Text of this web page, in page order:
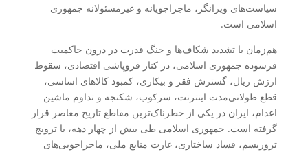
سیاست‌های ویرانگر، ماجراجویانه و غیرمسئولانه جمهوری
اسلامی است.
هم‌زمان با تشدید شکاف‌ها و جنگ قدرت در درون حاکمیت
فرسوده جمهوری اسلامی، در کنار فروپاشی اقتصادی، سقوط
ارزش ریال، گسترش فقر و بیکاری، کمبود کالاهای اساسی،
قطع طولانی‌مدت اینترنت، سرکوب، شکنجه و تداوم ماشین
اعدام، ایران در یکی از خطرناک‌ترین مقاطع تاریخ معاصر قرار
گرفته است. جمهوری اسلامی طی بیش از چهار دهه، با ترویج
تروریسم، فساد ساختاری، غارت منابع ملی، ماجراجویی‌های